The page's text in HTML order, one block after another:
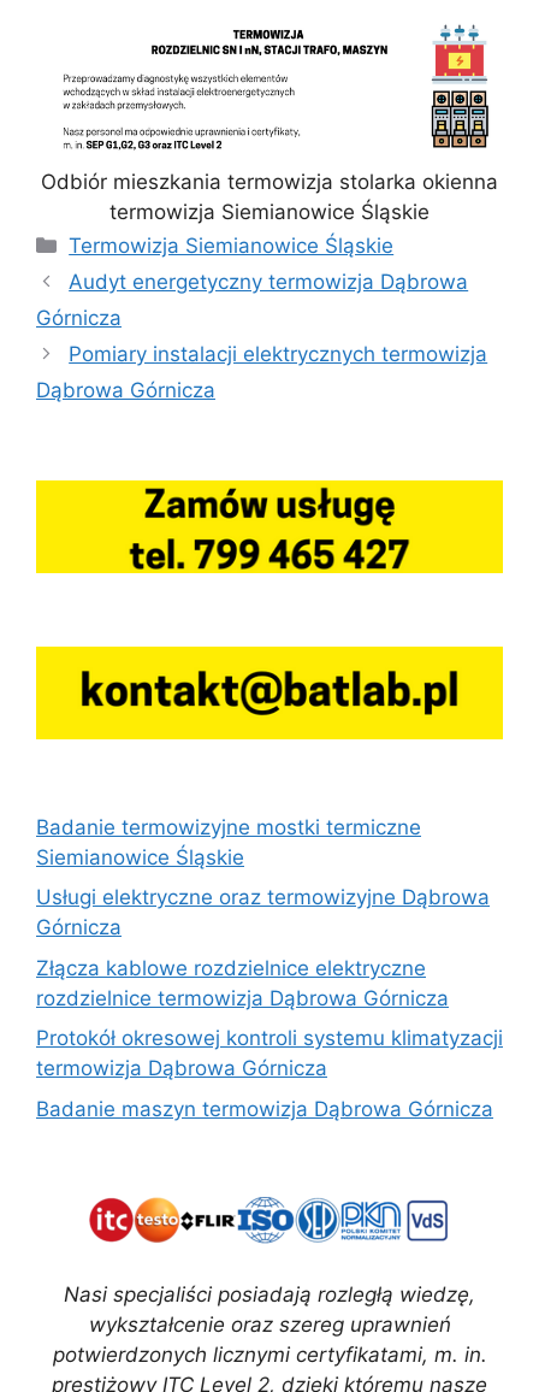
Odbiór mieszkania termowizja stolarka okienna
termowizja Siemianowice Śląskie
Kategorie
Termowizja Siemianowice Śląskie
Audyt energetyczny termowizja Dąbrowa
Górnicza
Pomiary instalacji elektrycznych termowizja
Dąbrowa Górnicza
Badanie termowizyjne mostki termiczne
Siemianowice Śląskie
Usługi elektryczne oraz termowizyjne Dąbrowa
Górnicza
Złącza kablowe rozdzielnice elektryczne
rozdzielnice termowizja Dąbrowa Górnicza
Protokół okresowej kontroli systemu klimatyzacji
termowizja Dąbrowa Górnicza
Badanie maszyn termowizja Dąbrowa Górnicza
Nasi specjaliści posiadają rozległą wiedzę,
wykształcenie oraz szereg uprawnień
potwierdzonych licznymi certyfikatami, m. in.
prestiżowy ITC Level 2, dzięki któremu nasze